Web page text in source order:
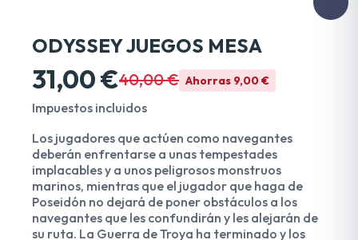
ODYSSEY JUEGOS MESA
31,00 €40,00 € Ahorras 9,00 €
Impuestos incluidos
Los jugadores que actúen como navegantes
deberán enfrentarse a unas tempestades
implacables y a unos peligrosos monstruos
marinos, mientras que el jugador que haga de
Poseidón no dejará de poner obstáculos a los
navegantes que les confundirán y les alejarán de
su ruta. La Guerra de Troya ha terminado y los